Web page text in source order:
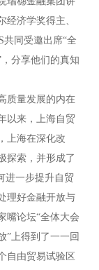
经济学奖得主、
共同受邀出席“全
分享他们的真知
质量发展的内在
以来，上海自贸
上海在深化改
探索，并形成了
进一步提升自贸
理好金融开放与
嘴论坛“全体大会
”上得到了一一回
自由贸易试验区